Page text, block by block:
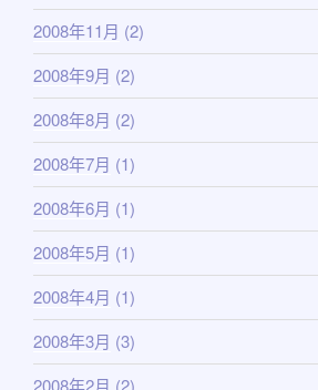
2008年11月 (2)
2008年9月 (2)
2008年8月 (2)
2008年7月 (1)
2008年6月 (1)
2008年5月 (1)
2008年4月 (1)
2008年3月 (3)
2008年2月 (2)